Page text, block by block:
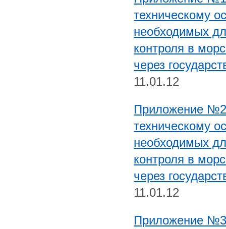
техническому
необходимых
контроля в
через
11.01.12
Приложение
техническому
необходимых
контроля в
через
11.01.12
Приложение